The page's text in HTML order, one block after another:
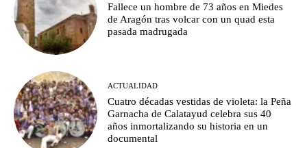
Fallece un hombre de 73 años en Miedes
de Aragón tras volcar con un quad esta
pasada madrugada
ACTUALIDAD
Cuatro décadas vestidas de violeta: la Peña
Garnacha de Calatayud celebra sus 40
años inmortalizando su historia en un
documental